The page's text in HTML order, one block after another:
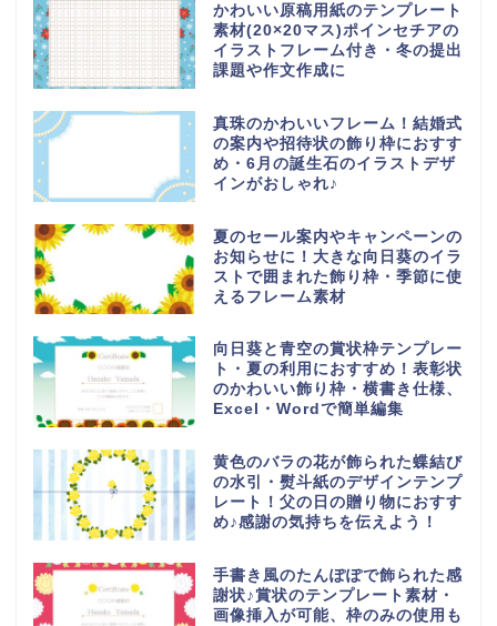
かわいい原稿用紙のテンプレート
素材(20×20マス)ポインセチアの
イラストフレーム付き・冬の提出
課題や作文作成に
真珠のかわいいフレーム！結婚式
の案内や招待状の飾り枠におすす
め・6月の誕生石のイラストデザ
インがおしゃれ♪
夏のセール案内やキャンペーンの
お知らせに！大きな向日葵のイラ
ストで囲まれた飾り枠・季節に使
えるフレーム素材
向日葵と青空の賞状枠テンプレー
ト・夏の利用におすすめ！表彰状
のかわいい飾り枠・横書き仕様、
Excel・Wordで簡単編集
黄色のバラの花が飾られた蝶結び
の水引・熨斗紙のデザインテンプ
レート！父の日の贈り物におすす
め♪感謝の気持ちを伝えよう！
手書き風のたんぽぽで飾られた感
謝状♪賞状のテンプレート素材・
画像挿入が可能、枠のみの使用も